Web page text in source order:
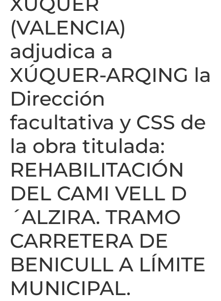
(VALENCIA)
adjudica a
XÚQUER-ARQING la
Dirección
facultativa y CSS de
la obra titulada:
REHABILITACIÓN
DEL CAMI VELL D
´ALZIRA. TRAMO
CARRETERA DE
BENICULL A LÍMITE
MUNICIPAL.